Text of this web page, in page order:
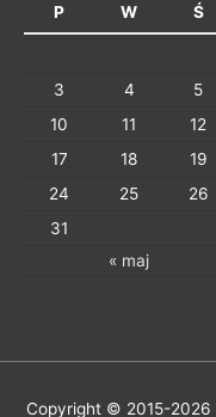
P W Ś
« maj
3
4 5
10
11 12
17
18 19
24
25 26
31
Copyright © 2015-2026